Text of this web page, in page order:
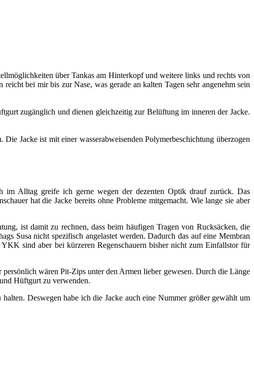
über Tankas am Hinterkopf und weitere links und rechts von
bei mir bis zur Nase, was gerade an kalten Tagen sehr angenehm sein
zugänglich und dienen gleichzeitig zur Belüftung im inneren der Jacke.
Jacke ist mit einer wasserabweisenden Polymerbeschichtung überzogen
im Alltag greife ich gerne wegen der dezenten Optik drauf zurück. Das
hat die Jacke bereits ohne Probleme mitgemacht. Wie lange sie aber
ist damit zu rechnen, dass beim häufigen Tragen von Rucksäcken, die
Susa nicht spezifisch angelastet werden. Dadurch das auf eine Membran
sind aber bei kürzeren Regenschauern bisher nicht zum Einfallstor für
wären Pit-Zips unter den Armen lieber gewesen. Durch die Länge
Hüftgurt zu verwenden.
Deswegen habe ich die Jacke auch eine Nummer größer gewählt um